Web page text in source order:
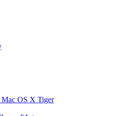
Mac OS X Tiger